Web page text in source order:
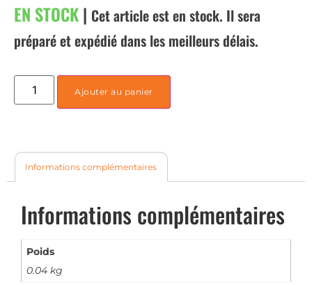
EN STOCK| Cet article est en stock. Il sera
préparé et expédié dans les meilleurs délais.
Ajouter au panier
Informations complémentaires
Informations complémentaires
Poids
0.04 kg